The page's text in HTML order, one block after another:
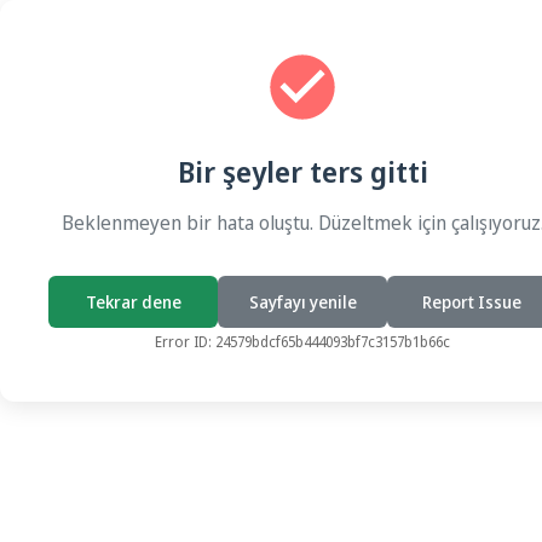
Bir şeyler ters gitti
Beklenmeyen bir hata oluştu. Düzeltmek için
Tekrar dene Sayfayı yenile Report Issue
Error ID: 24579bdcf65b444093bf7c3157b1b66c